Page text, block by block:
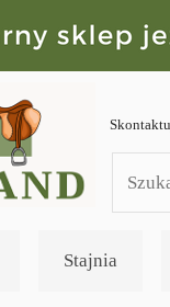
Stajnia